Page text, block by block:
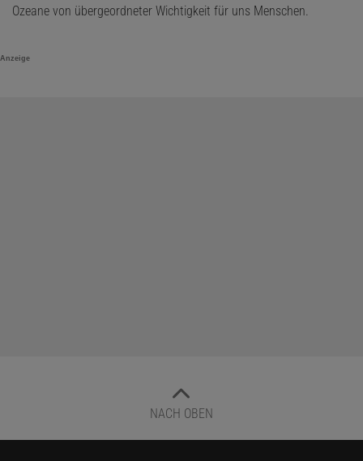
Ozeane von übergeordneter Wichtigkeit für uns Menschen.
Anzeige
NACH OBEN